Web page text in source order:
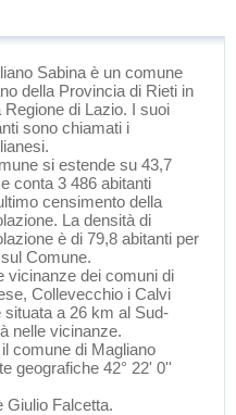
Sabina è un comune
della Provincia di Rieti in
Regione di Lazio. I suoi
sono chiamati i
si estende su 43,7
conta 3 486 abitanti
censimento della
La densità di
è di 79,8 abitanti per
Comune.
vicinanze dei comuni di
, Collevecchio i Calvi
situata a 26 km al Sud-
nelle vicinanze.
comune di Magliano
geografiche 42° 22' 0''
Giulio Falcetta.